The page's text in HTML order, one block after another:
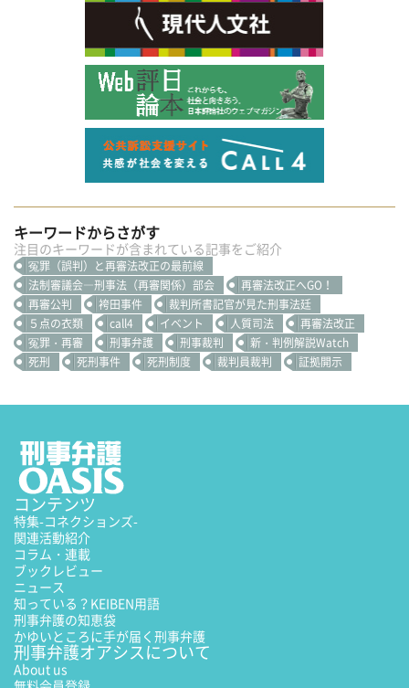
キーワードからさがす
注目のキーワードが含まれている記事をご紹介
冤罪（誤判）と再審法改正の最前線
法制審議会―刑事法（再審関係）部会
再審法改正へGO！
再審公判
袴田事件
裁判所書記官が見た刑事法廷
５点の衣類
call4 イベント 人質司法
再審法改正
冤罪・再審
刑事弁護 刑事裁判
新・判例解説Watch
死刑
死刑事件 死刑制度 裁判員裁判 証拠開示
コンテンツ
特集-コネクションズ-
関連活動紹介
コラム・連載
ブックレビュー
ニュース
知っている？KEIBEN用語
刑事弁護の知恵袋
かゆいところに手が届く刑事弁護
刑事弁護オアシスについて
About us